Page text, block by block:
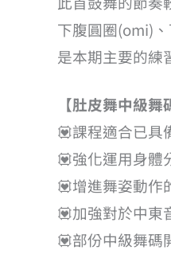
下腹圓圈(omi)
是本期主要的練
【肚皮舞中級舞
💟課程適合已具
💟強化運用身體
💟增進舞姿動作
💟加強對於中東
💟部份中級舞碼